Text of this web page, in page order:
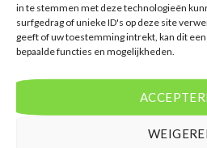
in te stemmen met deze technologieën
surfgedrag of unieke ID's op deze site
geeft of uw toestemming intrekt, kan dit
bepaalde functies en mogelijkheden.